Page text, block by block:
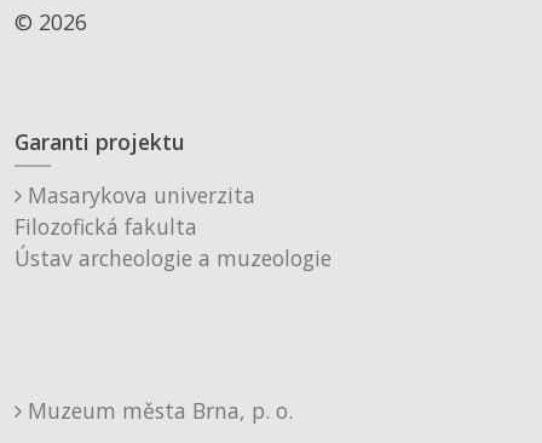
© 2026
Garanti projektu
Masarykova univerzita
Filozofická fakulta
Ústav archeologie a muzeologie
Muzeum města Brna, p. o.